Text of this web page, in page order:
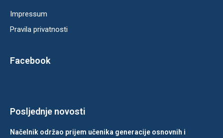
Impressum
Pravila privatnosti
Facebook
Posljednje novosti
Načelnik održao prijem učenika generacije osnovnih i